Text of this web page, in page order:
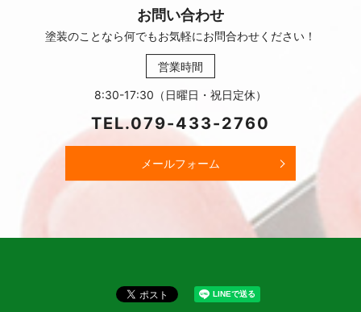
お問い合わせ
塗装のことなら何でもお気軽にお問合わせください！
営業時間
8:30-17:30（日曜日・祝日定休）
TEL.079-433-2760
メールフォーム